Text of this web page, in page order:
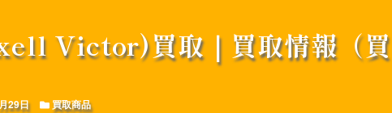
Victor)買取｜買取情報（買
29日 カテゴリー
買取商品